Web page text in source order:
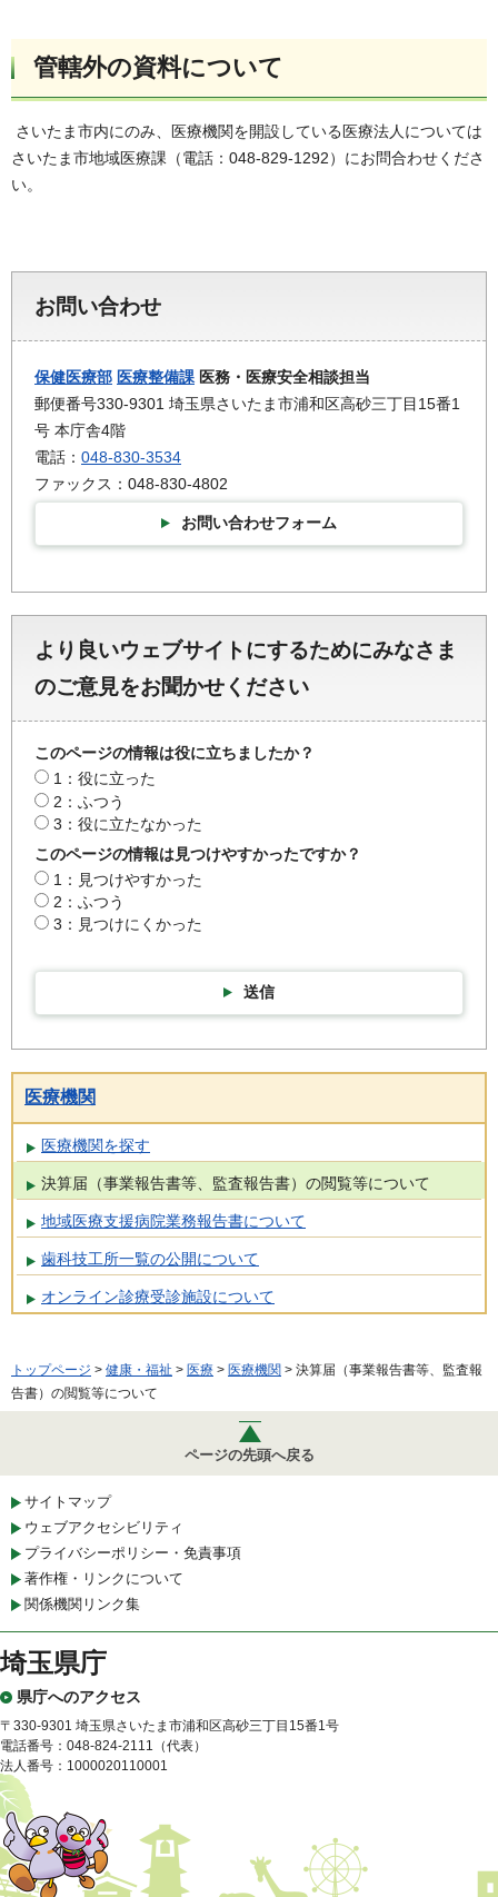
管轄外の資料について
さいたま市内にのみ、医療機関を開設している医療法人については
さいたま市地域医療課（電話：048-829-1292）にお問合わせくださ
い。
お問い合わせ
保健医療部 医療整備課 医務・医療安全相談担当
郵便番号330-9301 埼玉県さいたま市浦和区高砂三丁目15番1
号 本庁舎4階
電話： 048-830-3534
ファックス：048-830-4802
お問い合わせフォーム
より良いウェブサイトにするためにみなさま
のご意見をお聞かせください
このページの情報は役に立ちましたか？
1：役に立った
2：ふつう
3：役に立たなかった
このページの情報は見つけやすかったですか？
1：見つけやすかった
2：ふつう
3：見つけにくかった
送信
医療機関
医療機関を探す
決算届（事業報告書等、監査報告書）の閲覧等について
地域医療支援病院業務報告書について
歯科技工所一覧の公開について
オンライン診療受診施設について
トップページ > 健康・福祉 > 医療 > 医療機関 > 決算届（事業報告書等、監査報
告書）の閲覧等について
ページの先頭へ戻る
サイトマップ
ウェブアクセシビリティ
プライバシーポリシー・免責事項
著作権・リンクについて
関係機関リンク集
埼玉県庁
県庁へのアクセス
〒330-9301 埼玉県さいたま市浦和区高砂三丁目15番1号
電話番号：048-824-2111（代表）
法人番号：1000020110001